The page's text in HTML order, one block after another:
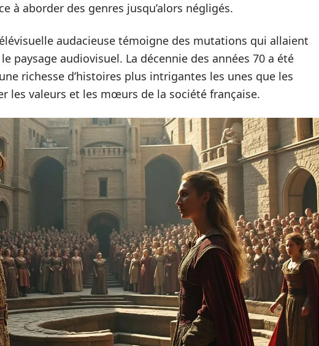
à aborder des genres jusqu’alors négligés.
audacieuse témoigne des mutations qui allaient
paysage audiovisuel. La décennie des années 70 a été
richesse d’histoires plus intrigantes les unes que les
les valeurs et les mœurs de la société française.